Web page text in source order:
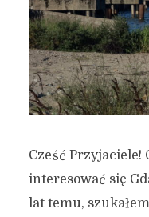
Cześć Przyjaciele!
interesować się
lat temu,